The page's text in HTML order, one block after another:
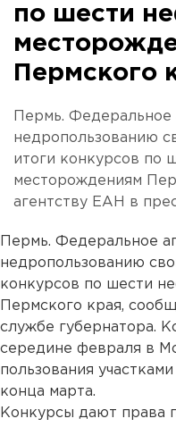
по шести
Пермского
Пермь. Федеральное
недропользованию
итоги конкурсов по
месторождениям
агентству ЕАН в
Пермь. Федеральное
недропользованию
конкурсов по шести
Пермского края,
службе губернатора.
середине февраля в
пользования
конца марта.
Конкурсы дают права